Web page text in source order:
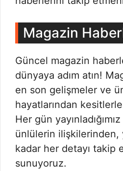
Magazin
Güncel magazin
dünyaya adım atın!
en son gelişmeler ve
hayatlarından
Her gün
ünlülerin ilişkilerinden,
kadar her detayı takip
sunuyoruz.